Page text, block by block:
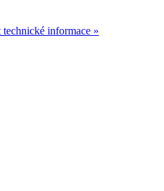
informace »